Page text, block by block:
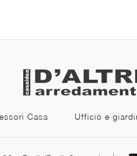
Casa Ufficio e